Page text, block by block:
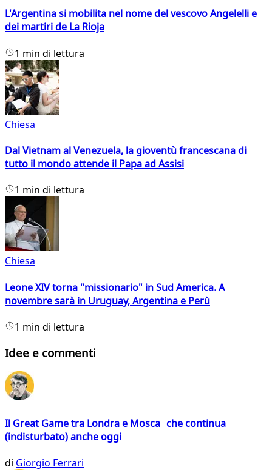
L'Argentina si mobilita nel nome del vescovo Angelelli e
dei martiri de La Rioja
1 min di lettura
Chiesa
Dal Vietnam al Venezuela, la gioventù francescana di
tutto il mondo attende il Papa ad Assisi
1 min di lettura
Chiesa
Leone XIV torna "missionario" in Sud America. A
novembre sarà in Uruguay, Argentina e Perù
1 min di lettura
Idee e commenti
Il Great Game tra Londra e Mosca che continua
(indisturbato) anche oggi
di Giorgio Ferrari